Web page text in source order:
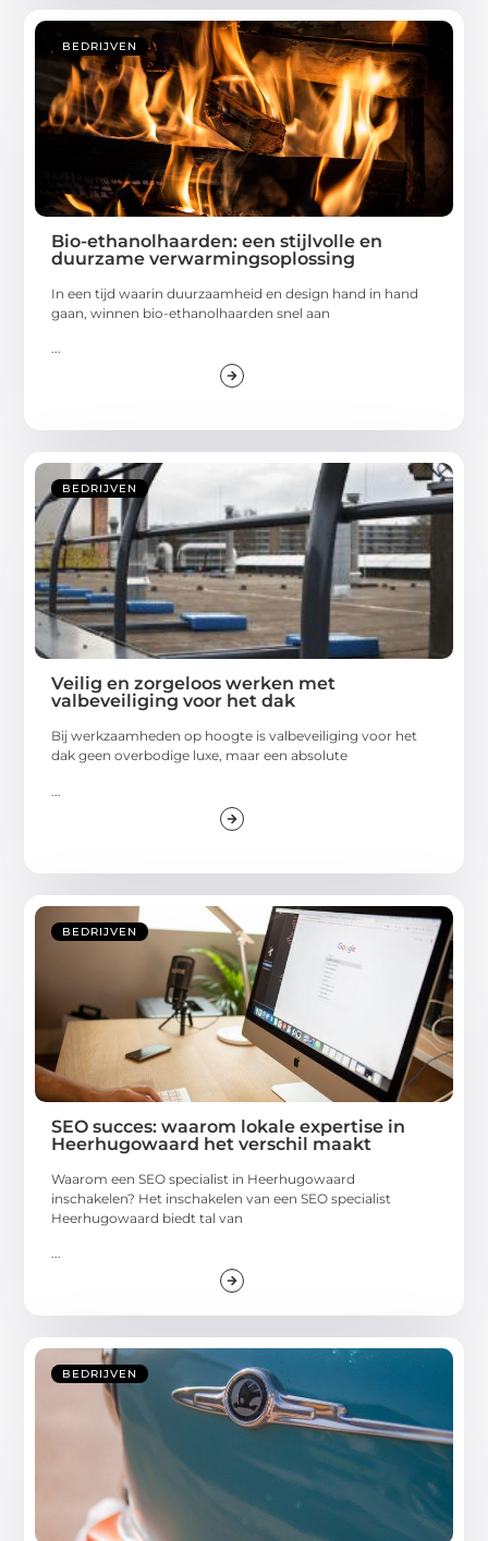
BEDRIJVEN
Bio-ethanolhaarden: een stijlvolle en
duurzame verwarmingsoplossing
In een tijd waarin duurzaamheid en design hand in hand
gaan, winnen bio-ethanolhaarden snel aan
...
BEDRIJVEN
Veilig en zorgeloos werken met
valbeveiliging voor het dak
Bij werkzaamheden op hoogte is valbeveiliging voor het
dak geen overbodige luxe, maar een absolute
BEDRIJVEN
SEO succes: waarom lokale expertise in
Heerhugowaard het verschil maakt
Waarom een SEO specialist in Heerhugowaard
inschakelen? Het inschakelen van een SEO specialist
Heerhugowaard biedt tal van
...
BEDRIJVEN